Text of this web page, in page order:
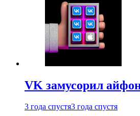
VK замусорил
3 года спустя3 года спустя